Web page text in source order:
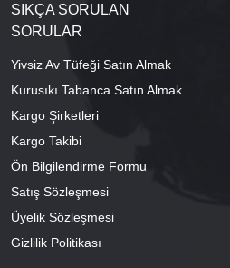
SIKÇA SORULAN
SORULAR
Yivsiz Av Tüfeği Satın Almak
Kurusıkı Tabanca Satın Almak
Kargo Şirketleri
Kargo Takibi
Ön Bilgilendirme Formu
Satış Sözleşmesi
Üyelik Sözleşmesi
Gizlilik Politikası